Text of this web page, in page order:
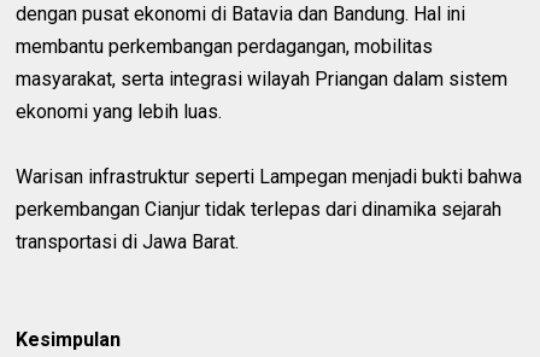
dengan pusat ekonomi di Batavia dan Bandung. Hal ini
membantu perkembangan perdagangan, mobilitas
masyarakat, serta integrasi wilayah Priangan dalam sistem
ekonomi yang lebih luas.
Warisan infrastruktur seperti Lampegan menjadi bukti bahwa
perkembangan Cianjur tidak terlepas dari dinamika sejarah
transportasi di Jawa Barat.
Kesimpulan